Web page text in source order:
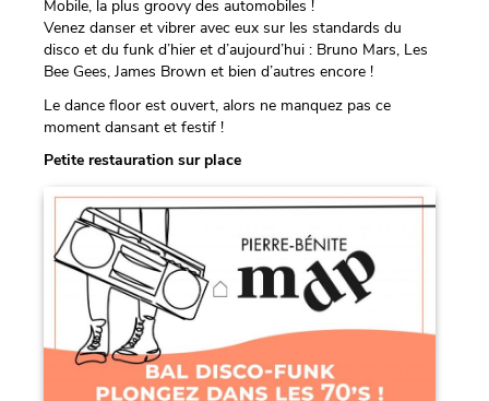
Mobile, la plus groovy des automobiles !
Venez danser et vibrer avec eux sur les standards du
disco et du funk d’hier et d’aujourd’hui : Bruno Mars, Les
Bee Gees, James Brown et bien d’autres encore !
Le dance floor est ouvert, alors ne manquez pas ce
moment dansant et festif !
Petite restauration sur place